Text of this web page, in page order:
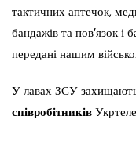
тактичних аптечок,
бандажів та пов’язок і
передані нашим
У лавах ЗСУ
співробітників